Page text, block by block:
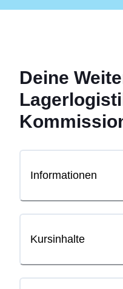
Deine
Informationen
Kursinhalte